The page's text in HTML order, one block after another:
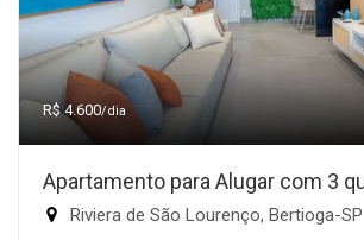
R$ 4.600/dia
Apartamento para Alugar com 3
Riviera de São Lourenço, Bertioga-SP